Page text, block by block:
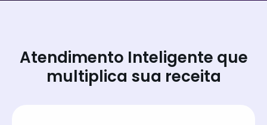
Atendimento Inteligente que
multiplica sua receita